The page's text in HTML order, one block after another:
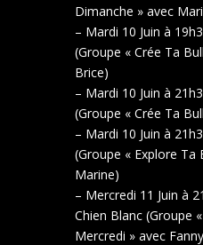
Dimanche » avec
– Mardi 10 Juin à
(Groupe « Crée Ta
Brice)
– Mardi 10 Juin à
(Groupe « Crée Ta
– Mardi 10 Juin à
(Groupe « Explore Ta
Marine)
– Mercredi 11 Juin à
Chien Blanc (Groupe
Mercredi » avec